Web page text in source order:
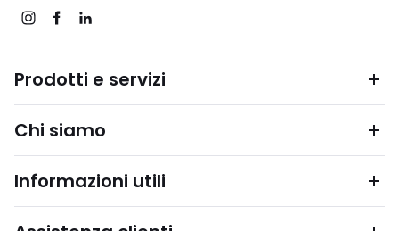
Prodotti e servizi
Chi siamo
Informazioni utili